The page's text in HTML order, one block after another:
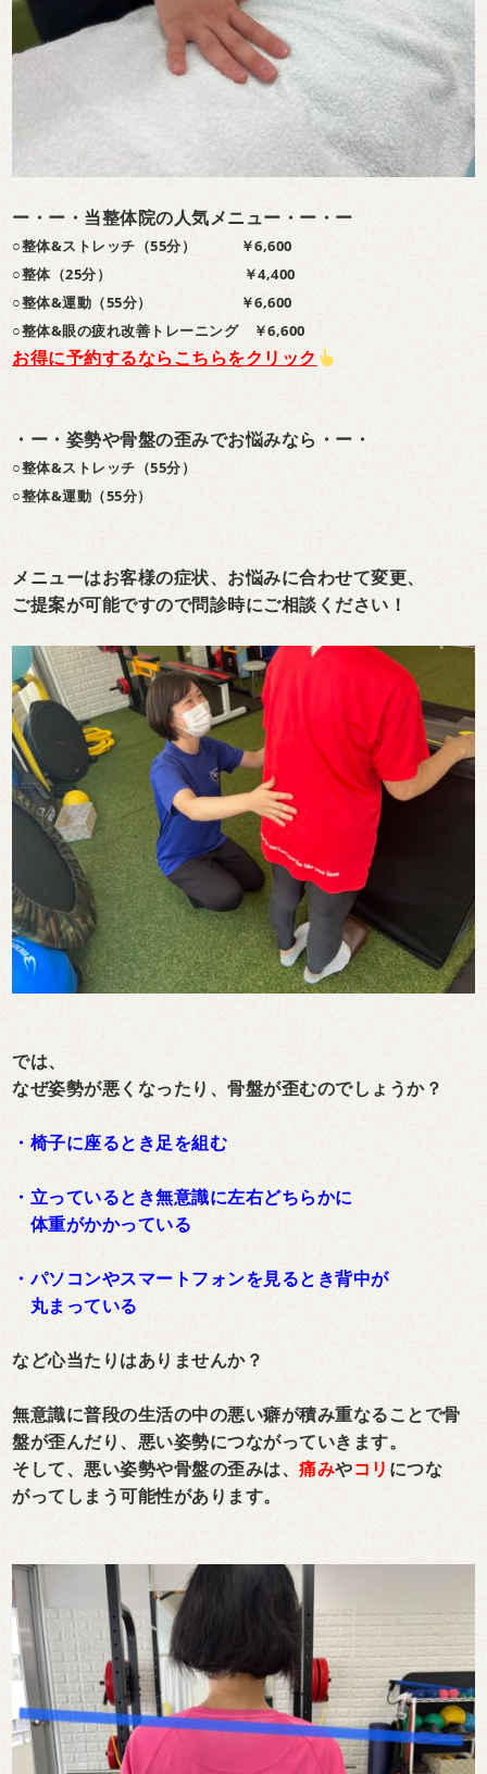
ー・ー・当整体院の人気メニュー・ー・ー
○整体&ストレッチ（55分） ￥6,600
○整体（25分） ￥4,400
○整体&運動（55分） ￥6,600
○整体&眼の疲れ改善トレーニング ￥6,600
お得に予約するならこちらをクリック
・ー・姿勢や骨盤の歪みでお悩みなら・ー・
○整体&ストレッチ（55分）
○整体&運動（55分）
メニューはお客様の症状、 お悩みに合わせて変更、
ご提案が可能ですので問診時にご相談ください！
では、
なぜ姿勢が悪くなったり、骨盤が歪むのでしょうか？
・椅子に座るとき足を組む
・立っているとき無意識に左右どちらかに
体重がかかっている
・パソコンやスマートフォンを見るとき背中が
丸まっている
など心当たりはありませんか？
無意識に普段の生活の中の悪い癖が積み重なることで骨
盤が歪んだり、悪い姿勢につながっていきます。
そして、悪い姿勢や骨盤の歪みは、痛みやコリ につな
がってしまう可能性があります。